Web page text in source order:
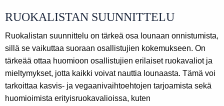
RUOKALISTAN SUUNNITTELU
Ruokalistan suunnittelu on tärkeä osa lounaan onnistumista,
sillä se vaikuttaa suoraan osallistujien kokemukseen. On
tärkeää ottaa huomioon osallistujien erilaiset ruokavaliot ja
mieltymykset, jotta kaikki voivat nauttia lounaasta. Tämä voi
tarkoittaa kasvis- ja vegaanivaihtoehtojen tarjoamista sekä
huomioimista erityisruokavalioissa, kuten